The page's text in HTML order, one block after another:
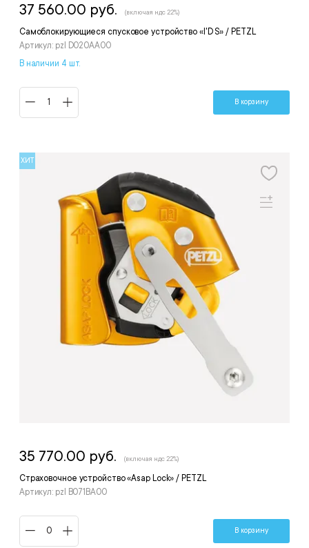
Самоблокирующиеся спусковое устройство «I'D S» / PETZL
Артикул: pzl D020AA00
37 560.00 руб. (включая ндс 22%)
В наличии 4 шт.
В корзину
ХИТ
Страховочное устройство «Asap Lock» / PETZL
Артикул: pzl B071BA00
35 770.00 руб. (включая ндс 22%)
В корзину